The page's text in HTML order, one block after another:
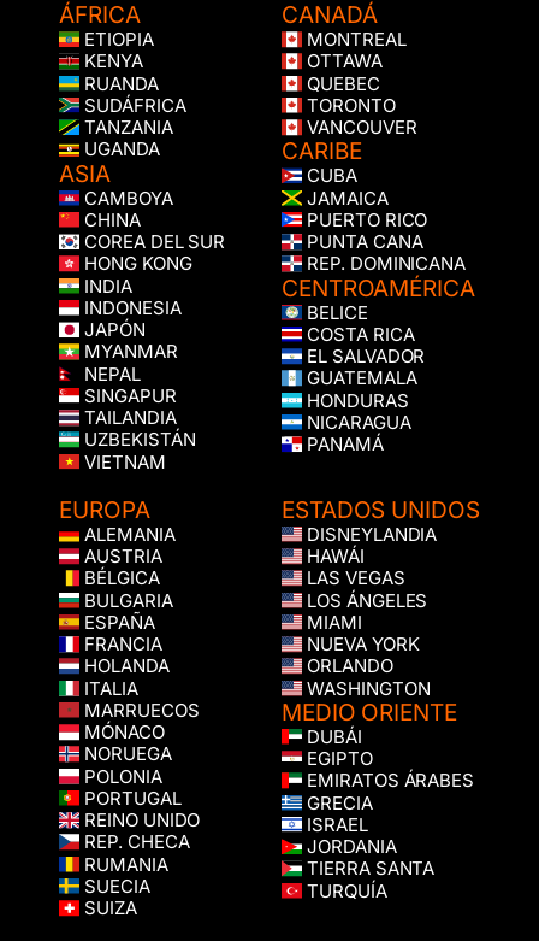
ÁFRICA
ETIOPIA
KENYA
RUANDA
SUDÁFRICA
TANZANIA
UGANDA
ASIA
CAMBOYA
CHINA
COREA DEL SUR
HONG KONG
INDIA
INDONESIA
JAPÓN
MYANMAR
NEPAL
SINGAPUR
TAILANDIA
UZBEKISTÁN
VIETNAM
CANADÁ
MONTREAL
OTTAWA
QUEBEC
TORONTO
VANCOUVER
CARIBE
CUBA
JAMAICA
PUERTO RICO
PUNTA CANA
REP. DOMINICANA
CENTROAMÉRICA
BELICE
COSTA RICA
EL SALVADOR
GUATEMALA
HONDURAS
NICARAGUA
PANAMÁ
EUROPA
ALEMANIA
AUSTRIA
BÉLGICA
BULGARIA
ESPAÑA
FRANCIA
HOLANDA
ITALIA
MARRUECOS
MÓNACO
NORUEGA
POLONIA
PORTUGAL
REINO UNIDO
REP. CHECA
RUMANIA
SUECIA
SUIZA
ESTADOS UNIDOS
DISNEYLANDIA
HAWÁI
LAS VEGAS
LOS ÁNGELES
MIAMI
NUEVA YORK
ORLANDO
WASHINGTON
MEDIO ORIENTE
DUBÁI
EGIPTO
EMIRATOS ÁRABES
GRECIA
ISRAEL
JORDANIA
TIERRA SANTA
TURQUÍA